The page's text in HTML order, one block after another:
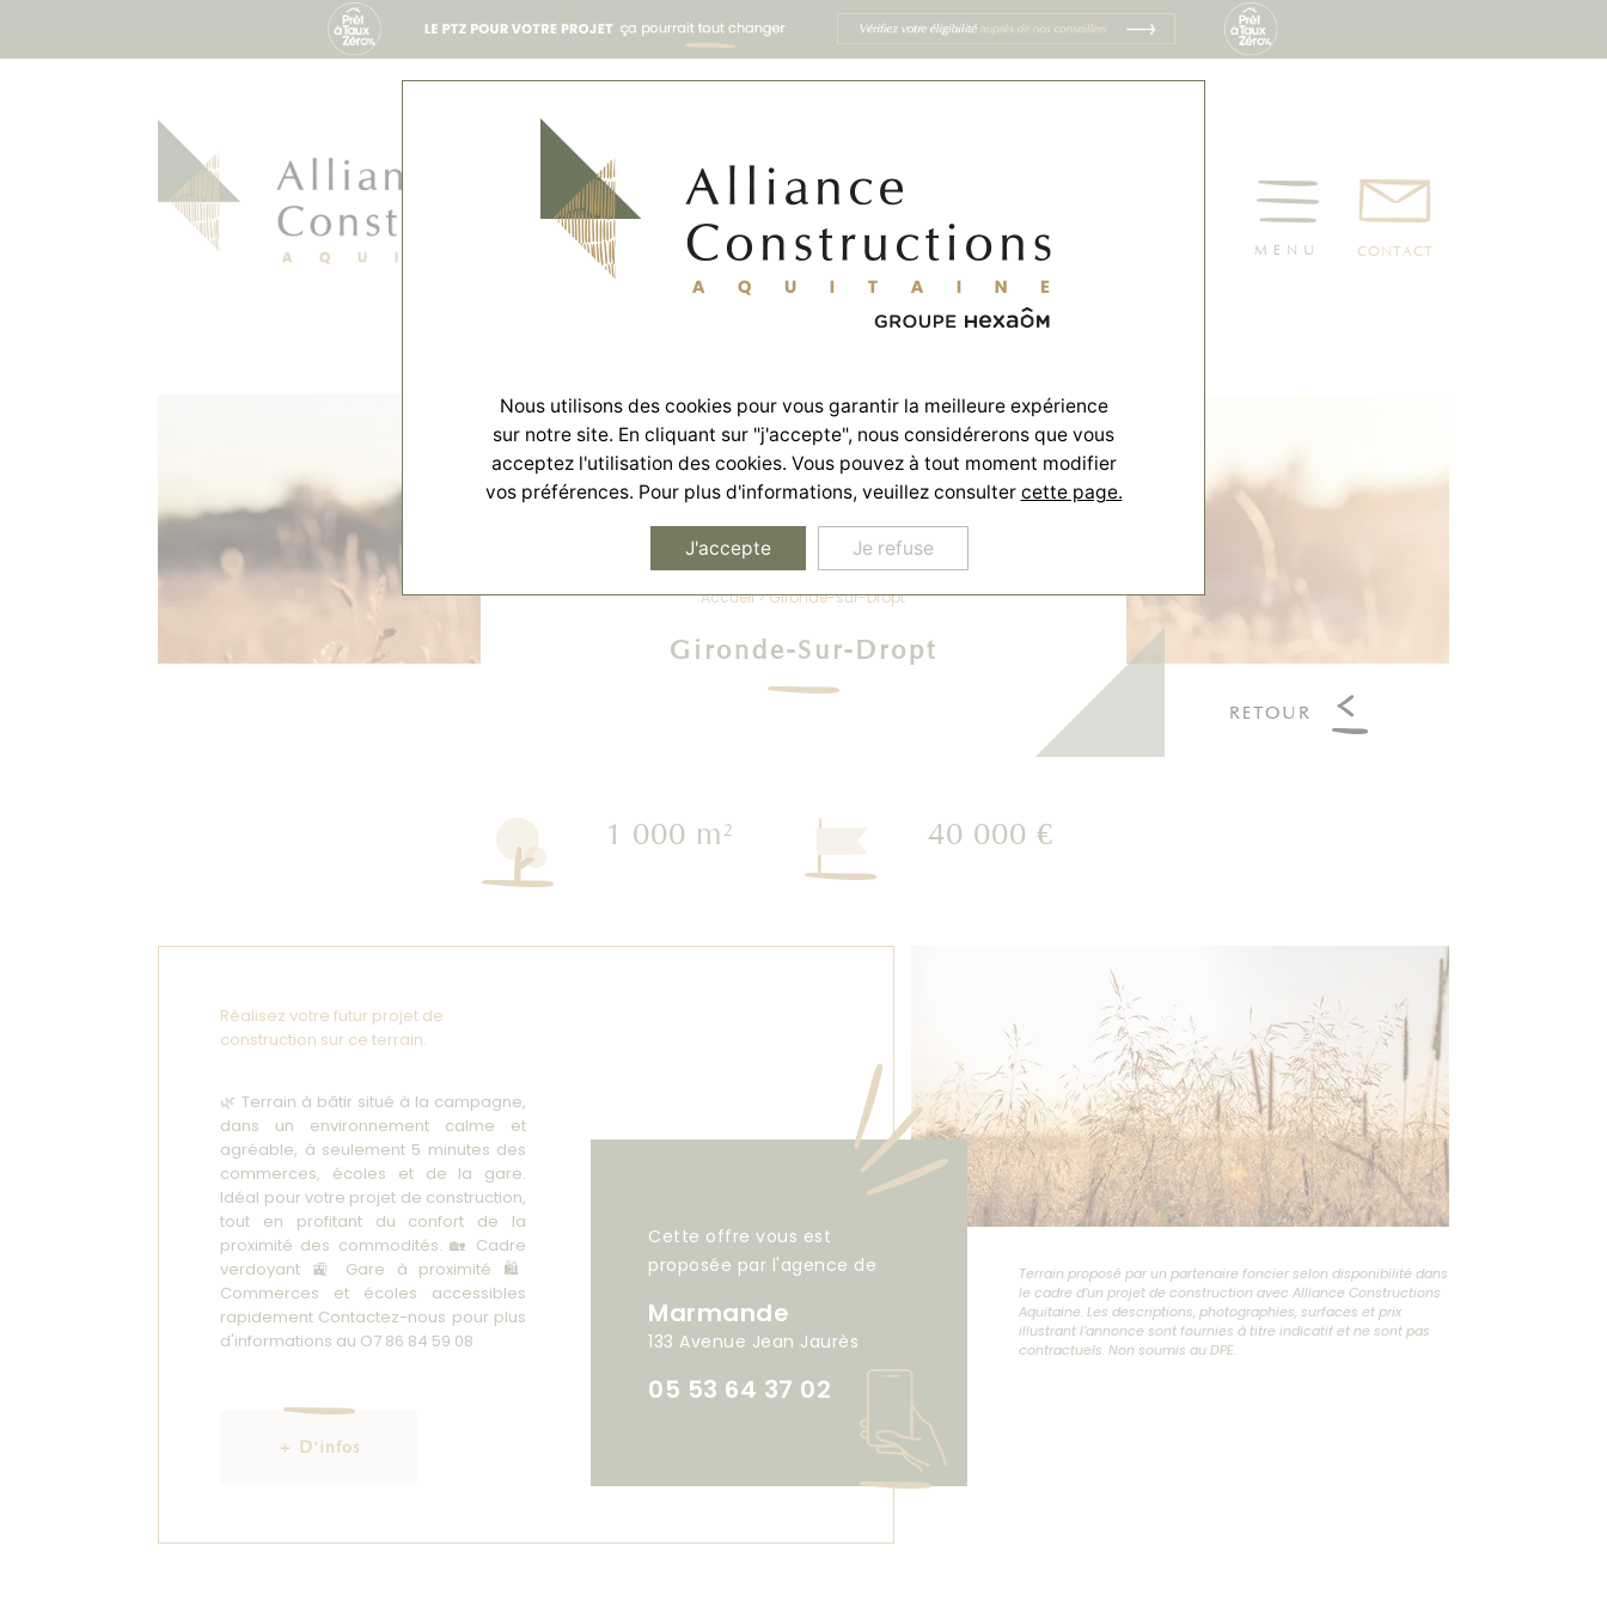
MENU CONTACT
Accueil>Gironde-sur-Dropt
Gironde-Sur-Dropt
RETOUR
1 000 m 2 40 000 €
Réalisez votre futur projet de
construction sur ce terrain.
🌿 Terrain à bâtir situé à la campagne,
dans un environnement calme et
agréable, à seulement 5 minutes des
commerces, écoles et de la gare.
Idéal pour votre projet de construction,
tout en profitant du confort de la
proximité des commodités. 🏡 Cadre
verdoyant 🚉 Gare à proximité 🛍️
Commerces et écoles accessibles
rapidement Contactez-nous pour plus
d'informations au O7 86 84 59 08
+ D'infos
Cette offre vous est
proposée par l'agence de
Marmande
133 Avenue Jean Jaurès
05 53 64 37 02
Terrain proposé par un partenaire foncier selon disponibilité dans
le cadre d’un projet de construction avec Alliance Constructions
Aquitaine. Les descriptions, photographies, surfaces et prix
illustrant l’annonce sont fournies à titre indicatif et ne sont pas
contractuels. Non soumis au DPE.
Nous utilisons des cookies pour vous garantir la meilleure expérience
sur notre site. En cliquant sur "j'accepte", nous considérerons que vous
acceptez l'utilisation des cookies. Vous pouvez à tout moment modifier
vos préférences. Pour plus d'informations, veuillez consulter cette page.
J'accepte Je refuse